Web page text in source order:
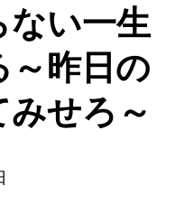
ない一生
～昨日の
みせろ～